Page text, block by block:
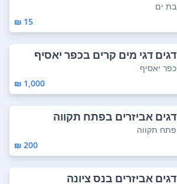
בת ים
15 ₪
דגים דגי מים קרים בכפר יאסיף
כפר יאסיף
1,000 ₪
דגים אביזרים בפתח תקווה
פתח תקווה
200 ₪
דגים אביזרים בנס ציונה